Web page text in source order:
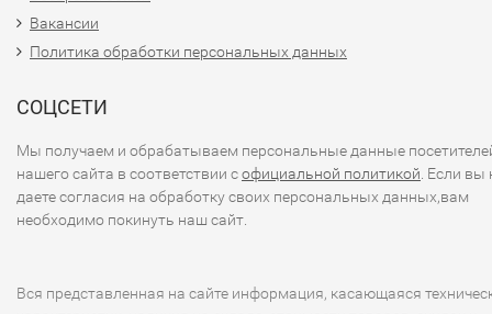
зимним комплектом - в Чистом
воздухе!
Вакансии
Политика обработки персональных данных
СОЦСЕТИ
Мы получаем и обрабатываем персональные данные
нашего сайта в соответствии софициальной политикой . Если вы
даете согласия на обработку своих персональных данных,вам
необходимо покинуть наш сайт.
Вся представленная на сайте информация, касающаяся